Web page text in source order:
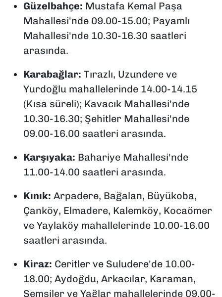
Güzelbahçe: Mustafa Kemal Paşa
Mahallesi'nde 09.00-15.00; Payamlı
Mahallesi'nde 10.30-16.30 saatleri
arasında.
Karabağlar: Tırazlı, Uzundere ve
Yurdoğlu mahallelerinde 14.00-14.15
(Kısa süreli); Kavacık Mahallesi'nde
10.30-16.30; Şehitler Mahallesi'nde
09.00-16.00 saatleri arasında.
Karşıyaka: Bahariye Mahallesi'nde
11.00-14.00 saatleri arasında.
Kınık: Arpadere, Bağalan, Büyükoba,
Çanköy, Elmadere, Kalemköy, Kocaömer
ve Yaylaköy mahallelerinde 10.00-16.00
saatleri arasında.
Kiraz: Ceritler ve Suludere'de 10.00-
18.00; Aydoğdu, Arkacılar, Karaman,
Şemsiler ve Yağlar mahallelerinde 09.00-